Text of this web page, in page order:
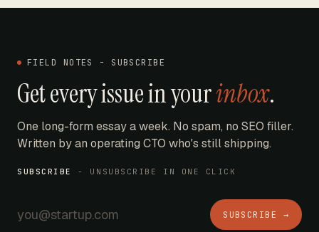
FIELD NOTES - SUBSCRIBE
Get every issue in yourinbox.
One long-form essay a week. No spam, no SEO filler.
Written by an operating CTO who's still shipping.
SUBSCRIBE - UNSUBSCRIBE IN ONE CLICK
SUBSCRIBE →